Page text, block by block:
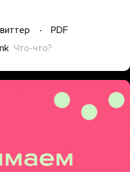
PDF
Что-что?